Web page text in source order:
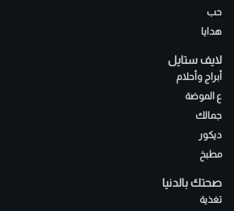
حب
هدايا
لايف ستايل
أبراج وأحلام
ع الموضة
جمالك
ديكور
مطبخ
صحتك بالدنيا
تغذية